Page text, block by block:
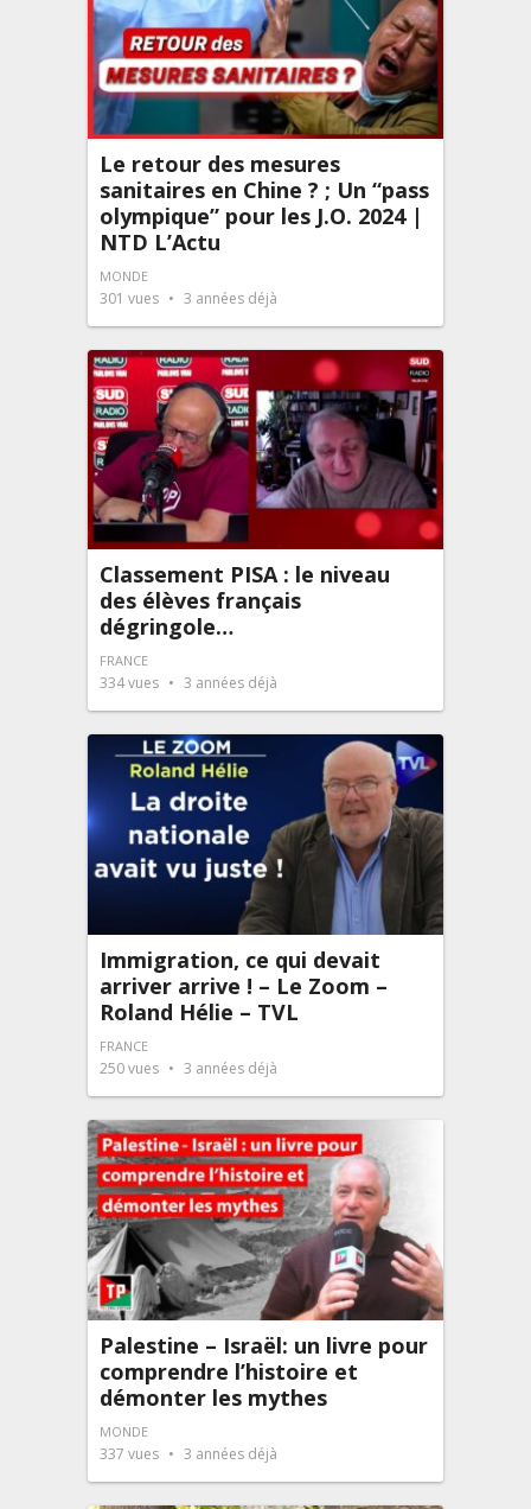
Le retour des mesures
sanitaires en Chine ? ; Un “pass
olympique” pour les J.O. 2024 |
NTD L’Actu
MONDE
301 vues 3 années déjà
Classement PISA : le niveau
des élèves français
dégringole…
FRANCE
334vues 3 années déjà
Immigration, ce qui devait
arriver arrive ! – Le Zoom –
Roland Hélie – TVL
FRANCE
250vues 3 années déjà
Palestine – Israël: un livre pour
comprendre l’histoire et
démonter les mythes
MONDE
337 vues 3 années déjà